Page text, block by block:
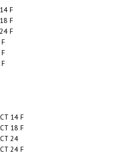
F
F
F
14 F
18 F
24
24 F